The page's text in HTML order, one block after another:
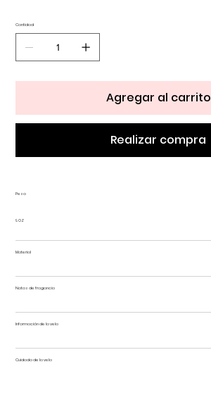
Cantidad
Agregar al carrito
Realizar compra
Peso
9 OZ
Material
Notas de fragancia
Información de la vela
Cuidado de la vela